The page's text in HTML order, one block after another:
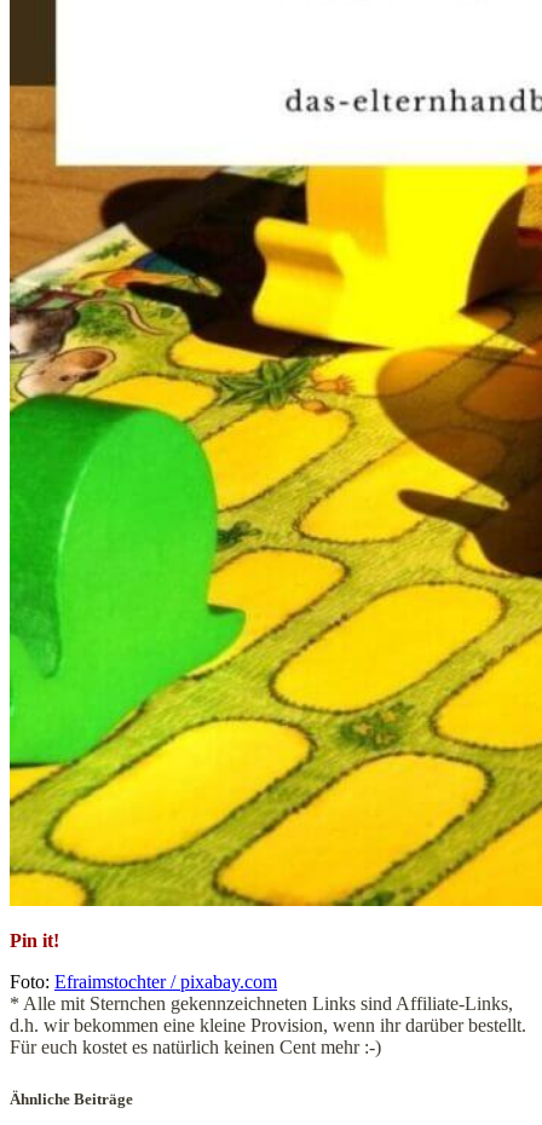
Pin it!
Foto: Efraimstochter / pixabay.com
* Alle mit Sternchen gekennzeichneten Links sind Affiliate-Links,
d.h. wir bekommen eine kleine Provision, wenn ihr darüber bestellt.
Für euch kostet es natürlich keinen Cent mehr :-)
Ähnliche Beiträge